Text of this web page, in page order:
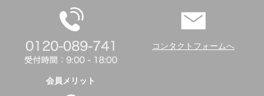
コンタクトフォームへ
会員メリット